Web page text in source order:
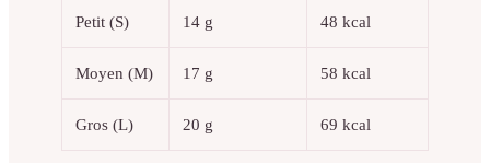
Petit (S) 14 g 48 kcal
Moyen (M) 17 g 58 kcal
Gros (L) 20 g 69 kcal